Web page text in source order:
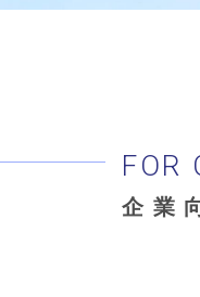
FOR
企業